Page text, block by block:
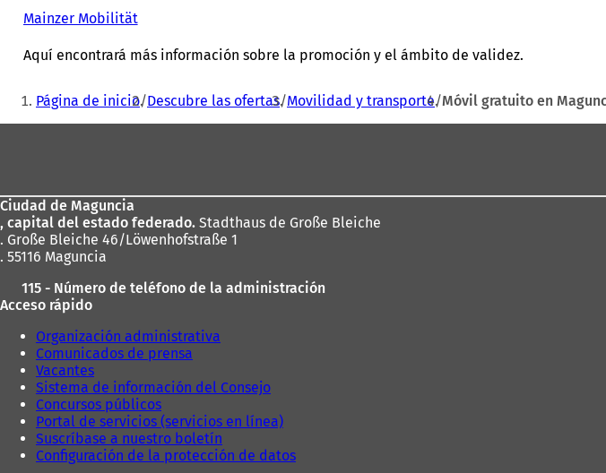
Mainzer Mobilität(
e
r
e
n
u
a
s
t
ñ
a
)
Aquí encontrará más información sobre la promoción y el ámbito de validez.
Estás
aquí:
Página de inicio Descubre las ofertas Movilidad y transporte Móvil gratuito en
pies
Ciudad de Maguncia
, capital del estado federado. Stadthaus de Große Bleiche
. Große Bleiche 46/Löwenhofstraße 1
. 55116 Maguncia
115 - Número de teléfono de la administración
Acceso rápido
Organización administrativa
Comunicados de prensa
Vacantes
Sistema de información del Consejo
Concursos públicos
Portal de servicios (servicios en línea)
Suscríbase a nuestro boletín
Configuración de la protección de datos